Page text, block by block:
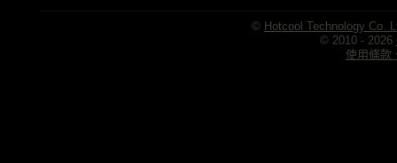
© Hotcool Technology Co.
© 2010 - 2026
使用條款